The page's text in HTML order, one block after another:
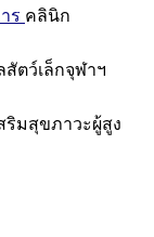
ร คลินิก
สัตว์เล็กจุฬาฯ
ริมสุขภาวะผู้สูง